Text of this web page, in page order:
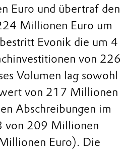
Euro und übertraf den
Millionen Euro um
Evonik die um 4
von 226
Volumen lag sowohl
von 217 Millionen
Abschreibungen im
von 209 Millionen
Euro). Die